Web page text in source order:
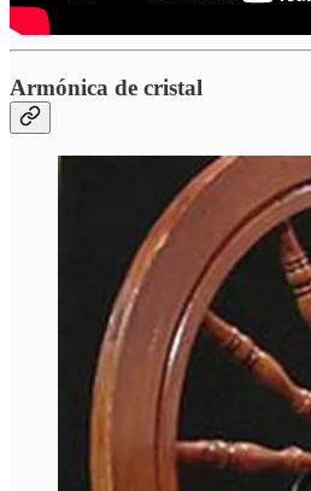
Armónica de cristal